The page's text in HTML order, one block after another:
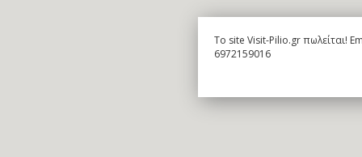
To site Visit-Pilio.gr πωλείται!
6972159016